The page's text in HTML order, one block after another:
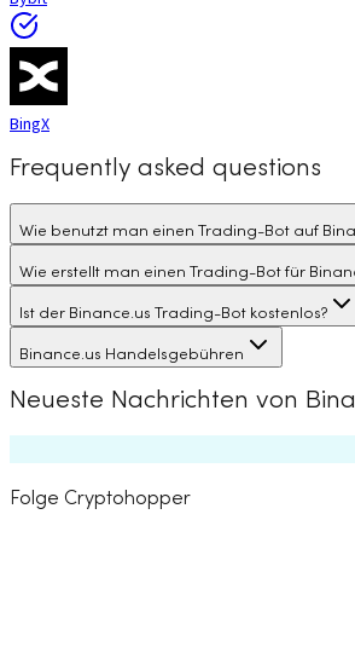
BingX
Frequently asked questions
Wie benutzt man einen Trading-Bot auf
Wie erstellt man einen Trading-Bot für
Ist der Binance.us Trading-Bot kostenlos?
Binance.us Handelsgebühren
Neueste Nachrichten von
Folge Cryptohopper